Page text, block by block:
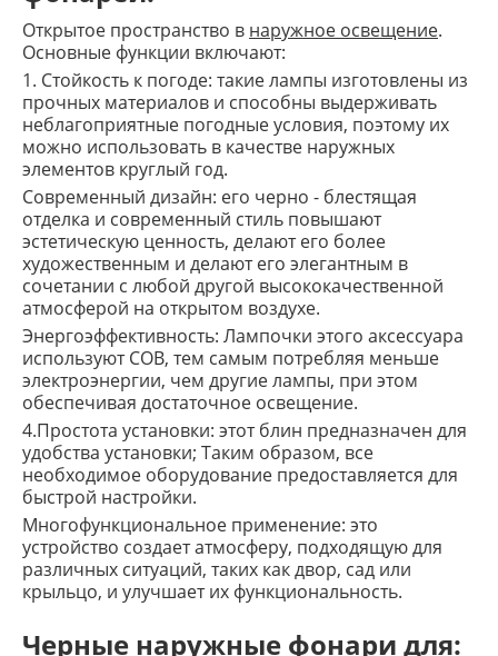
Открытое пространство в наружное освещение.
Основные функции включают:
1. Стойкость к погоде: такие лампы изготовлены из
прочных материалов и способны выдерживать
неблагоприятные погодные условия, поэтому их
можно использовать в качестве наружных
элементов круглый год.
Современный дизайн: его черно - блестящая
отделка и современный стиль повышают
эстетическую ценность, делают его более
художественным и делают его элегантным в
сочетании с любой другой высококачественной
атмосферой на открытом воздухе.
Энергоэффективность: Лампочки этого аксессуара
используют COB, тем самым потребляя меньше
электроэнергии, чем другие лампы, при этом
обеспечивая достаточное освещение.
4.Простота установки: этот блин предназначен для
удобства установки; Таким образом, все
необходимое оборудование предоставляется для
быстрой настройки.
Многофункциональное применение: это
устройство создает атмосферу, подходящую для
различных ситуаций, таких как двор, сад или
крыльцо, и улучшает их функциональность.
Черные наружные фонари для: